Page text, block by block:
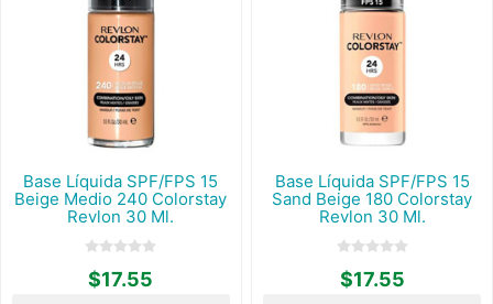
Base Líquida SPF/FPS 15
Beige Medio 240 Colorstay
Revlon 30 Ml.
$17.55
Base Líquida SPF/FPS 15
Sand Beige 180 Colorstay
Revlon 30 Ml.
$17.55